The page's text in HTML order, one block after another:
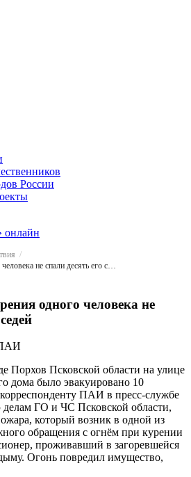
России
онлайн
В Порхове из-за курения одного человека не спали десять его соседей
одного человека не
ПАИ
Порхов Псковской области на улице
дома было эвакуировано 10
ПАИ в пресс-службе
делам ГО и ЧС Псковской области,
который возник в одной из
обращения с огнём при курении
проживавший в загоревшейся
Огонь повредил имущество,